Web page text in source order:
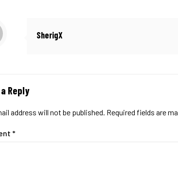
SherigX
Reply
address will not be published. Required fields are
*